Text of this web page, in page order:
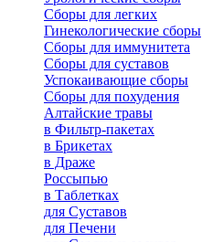
Сборы для легких
Гинекологические сборы
Сборы для иммунитета
Сборы для суставов
Успокаивающие сборы
Сборы для похудения
Алтайские травы
в Фильтр-пакетах
в Брикетах
в Драже
Россыпью
в Таблетках
для Cуставов
для Печени